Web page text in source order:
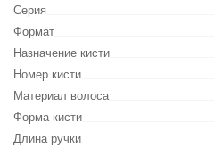
Серия
Формат
Назначение кисти
Номер кисти
Материал волоса
Форма кисти
Длина ручки